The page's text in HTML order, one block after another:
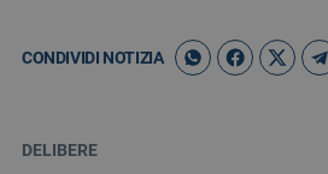
CONDIVIDI NOTIZIA
DELIBERE